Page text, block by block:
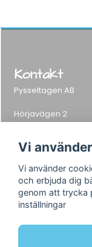
Kontakt
Pysseltagen AB
Hörjavägen 2
282 34 Tyringe,
E-post:
Info
Varumärken
Om oss
Vi
Vi använder
och erbjuda dig
genom att trycka
inställningar